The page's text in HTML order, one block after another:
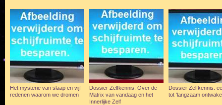
Het mysterie van slaap en vijf
redenen waarom we dromen
Dossier Zelfkennis: Over de
Matrix van vandaag en het
Innerlijke Zelf
Dossier Zelfkennis:
tot 'langzaam